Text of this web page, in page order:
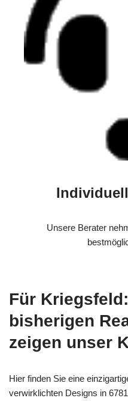
Unsere Berater
Für
bisherigen
zeigen unser
Hier finden Sie eine
verwirklichten Designs in